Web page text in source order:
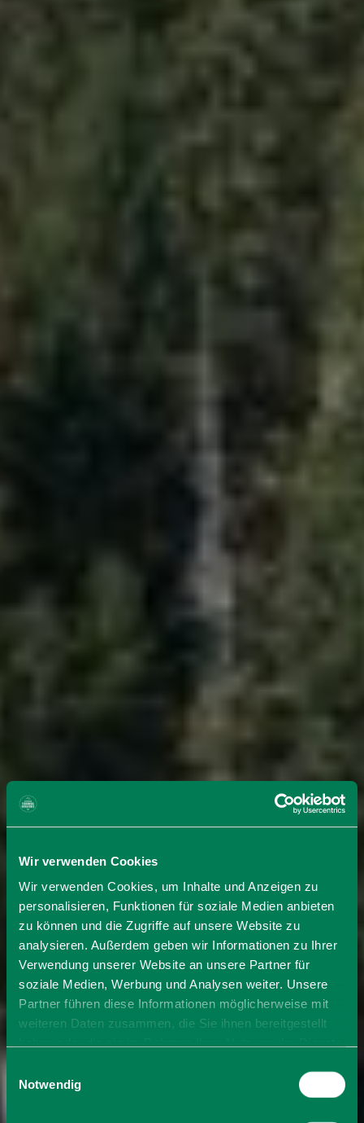
Wir verwenden Cookies
Wir verwenden Cookies, um Inhalte und Anzeigen zu
personalisieren, Funktionen für soziale Medien anbieten
zu können und die Zugriffe auf unsere Website zu
analysieren. Außerdem geben wir Informationen zu Ihrer
Verwendung unserer Website an unsere Partner für
soziale Medien, Werbung und Analysen weiter. Unsere
Partner führen diese Informationen möglicherweise mit
weiteren Daten zusammen, die Sie ihnen bereitgestellt
Cookies, wenn Sie unsere Webseite weiterhin nutzen.
Notwendig